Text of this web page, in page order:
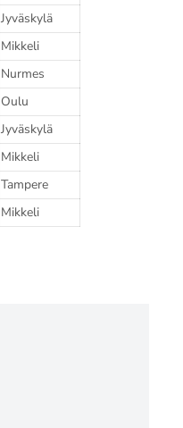
Jyväskylä
Mikkeli
Nurmes
Oulu
Jyväskylä
Mikkeli
Tampere
Mikkeli